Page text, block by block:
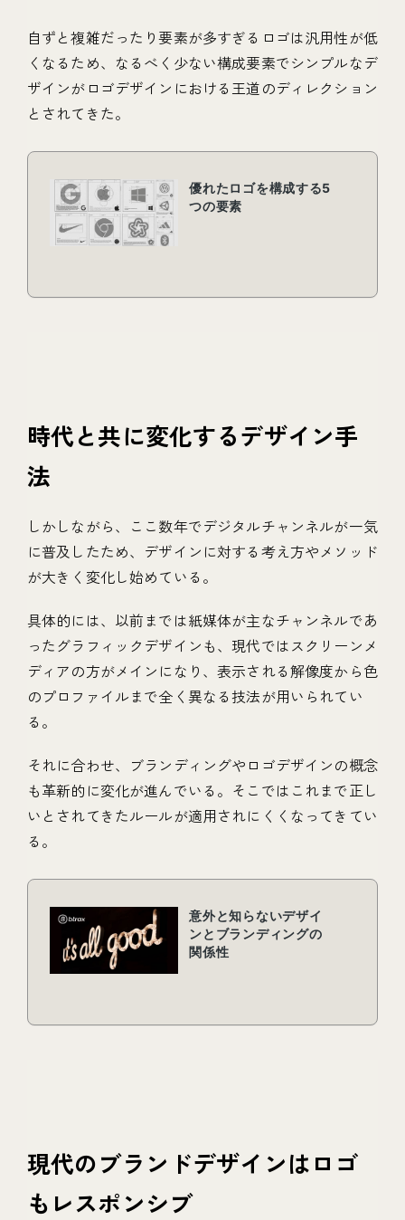
自ずと複雑だったり要素が多すぎるロゴは汎用性が低
くなるため、なるべく少ない構成要素でシンプルなデ
ザインがロゴデザインにおける王道のディレクション
とされてきた。
時代と共に変化するデザイン手
法
しかしながら、ここ数年でデジタルチャンネルが一気
に普及したため、デザインに対する考え方やメソッド
が大きく変化し始めている。
具体的には、以前までは紙媒体が主なチャンネルであ
ったグラフィックデザインも、現代ではスクリーンメ
ディアの方がメインになり、表示される解像度から色
のプロファイルまで全く異なる技法が用いられてい
る。
それに合わせ、ブランディングやロゴデザインの概念
も革新的に変化が進んでいる。そこではこれまで正し
いとされてきたルールが適用されにくくなってきてい
る。
現代のブランドデザインはロゴ
もレスポンシブ